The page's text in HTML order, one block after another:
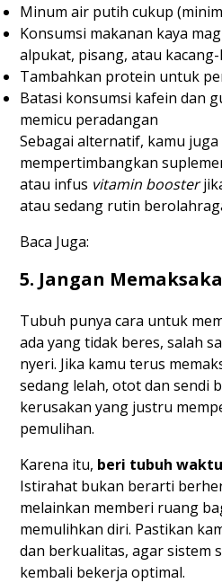
Minum air putih cukup
Konsumsi makanan kaya
alpukat, pisang, atau
Tambahkan protein untuk
Batasi konsumsi kafein dan
memicu peradangan
Sebagai alternatif, kamu juga
mempertimbangkan
atau infus vitamin booster
atau sedang rutin
Baca Juga:
5. Jangan
Tubuh punya cara untuk
ada yang tidak beres, salah
nyeri. Jika kamu terus
sedang lelah, otot dan sendi
kerusakan yang justru
pemulihan.
Karena itu, beri tubuh
Istirahat bukan berarti
melainkan memberi ruang
memulihkan diri. Pastikan
dan berkualitas, agar sistem
kembali bekerja optimal.